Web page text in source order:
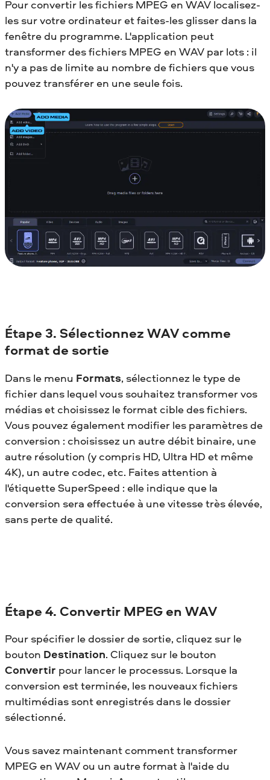
Pour convertir les fichiers MPEG en WAV localisez-
les sur votre ordinateur et faites-les glisser dans la
fenêtre du programme. L'application peut
transformer des fichiers MPEG en WAV par lots : il
n'y a pas de limite au nombre de fichiers que vous
pouvez transférer en une seule fois.
Étape 3. Sélectionnez WAV comme
format de sortie
Dans le menu Formats, sélectionnez le type de
fichier dans lequel vous souhaitez transformer vos
médias et choisissez le format cible des fichiers.
Vous pouvez également modifier les paramètres de
conversion : choisissez un autre débit binaire, une
autre résolution (y compris HD, Ultra HD et même
4K), un autre codec, etc. Faites attention à
l'étiquette SuperSpeed : elle indique que la
conversion sera effectuée à une vitesse très élevée,
sans perte de qualité.
Étape 4. Convertir MPEG en WAV
Pour spécifier le dossier de sortie, cliquez sur le
bouton Destination. Cliquez sur le bouton
Convertir pour lancer le processus. Lorsque la
conversion est terminée, les nouveaux fichiers
multimédias sont enregistrés dans le dossier
sélectionné.
Vous savez maintenant comment transformer
MPEG en WAV ou un autre format à l'aide du